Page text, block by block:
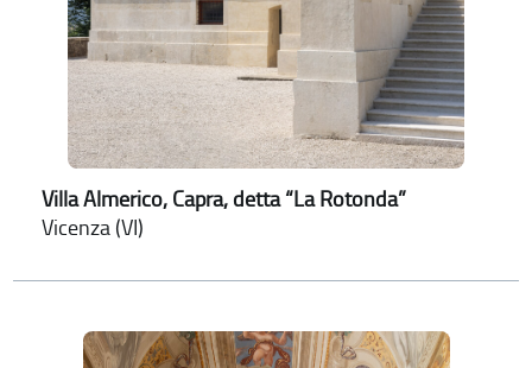
Villa Almerico, Capra, detta “La Rotonda”
Vicenza (VI)